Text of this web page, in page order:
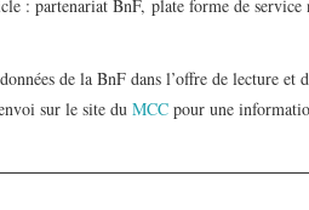
: partenariat BnF, plate forme de
de la BnF dans l’offre de lecture et
sur le site du MCC pour une